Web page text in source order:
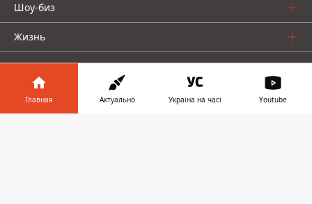
Шоу-биз
Жизнь
О нас
Главная Актуально Україна на часі Youtube